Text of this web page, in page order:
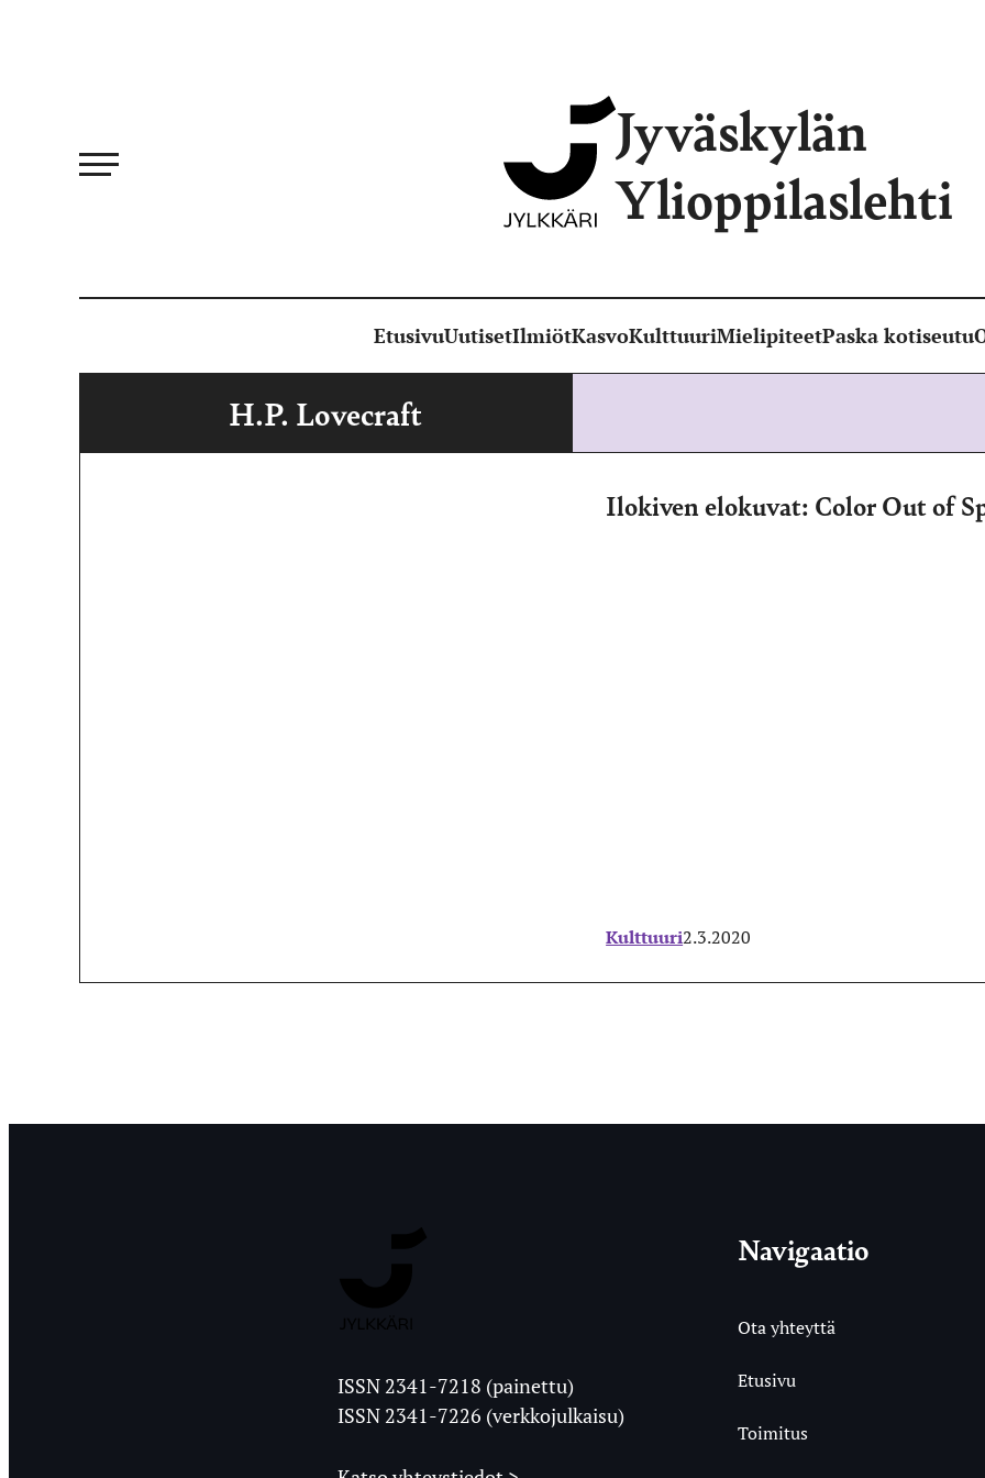
Jyväskylän
Ylioppilaslehti
EtusivuUutisetIlmiötKasvoKulttuuriMielipiteetPaska kotiseutu
H.P. Lovecraft
Ilokiven elokuvat: Color Out of
Kulttuuri2.3.2020
Ylioppilaslehti
ISSN 2341-7218 (painettu)
ISSN 2341-7226 (verkkojulkaisu)
Navigaatio
Ota yhteyttä
Etusivu
Toimitus